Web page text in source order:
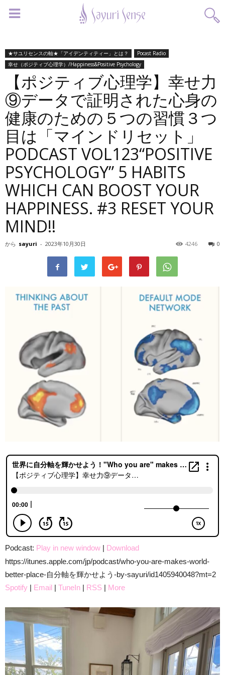
★サユリセンスの軸★「アイデンティティー」とは？
Pocast Radio
幸せ（ポジティブ心理学）/Happiness&Positive Psychology
【ポジティブ心理学】幸せ力
⑨データで証明された心身の
健康のための５つの習慣３つ
目は「マインドリセット」
PODCAST VOL123“POSITIVE
PSYCHOLOGY” 5 HABITS
WHICH CAN BOOST YOUR
HAPPINESS. #3 RESET YOUR
MIND!!
から sayuri - 2023年10月30日 0
4246
Podcast: Play in new window | Download
https://itunes.apple.com/jp/podcast/who-you-are-makes-world-
better-place-自分軸を輝かせよう-by-sayuri/id1405940048?mt=2
Spotify | Email | TuneIn | RSS | More